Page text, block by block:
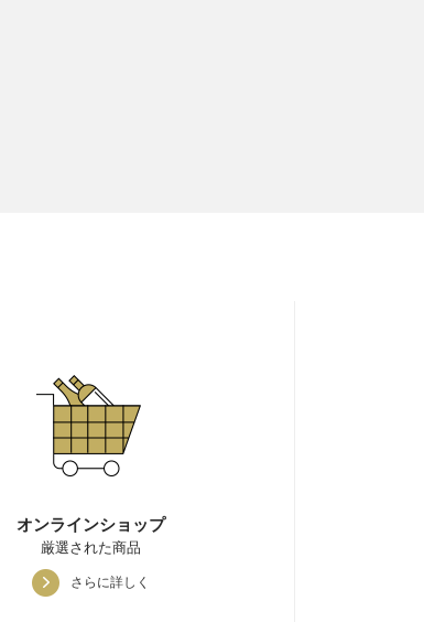
オンラインショップ
厳選された商品
さらに詳しく